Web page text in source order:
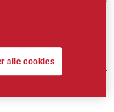
alle cookies